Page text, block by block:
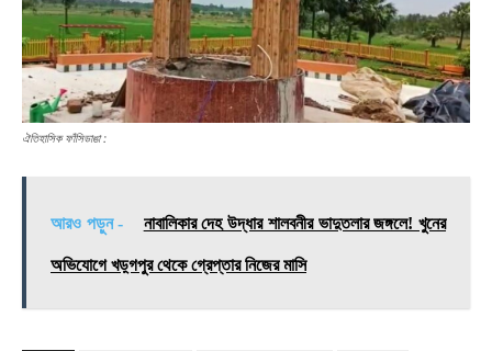
ঐতিহাসিক ফাঁসিডাঙা :
আরও পড়ুন - নাবালিকার দেহ উদ্ধার শালবনীর ভাদুতলার জঙ্গলে! খুনের
অভিযোগে খড়্গপুর থেকে গ্রেপ্তার নিজের মাসি